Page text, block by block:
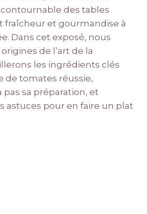
des tables
fraîcheur et gourmandise à
Dans cet exposé, nous
de l’art de la
les ingrédients clés
de tomates réussie,
pas sa préparation, et
astuces pour en faire un plat